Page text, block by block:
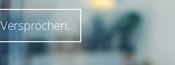
Versprochen.